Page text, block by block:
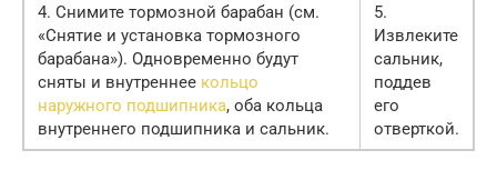
4. Снимите тормозной барабан (см.
«Снятие и установка тормозного
барабана»). Одновременно будут
сняты и внутреннее кольцо
наружного подшипника, оба кольца
внутреннего подшипника и сальник.
5.
Извлеките
сальник,
поддев
его
отверткой.